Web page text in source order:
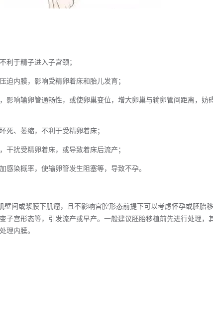
利于精子进入子宫颈；
内膜，影响受精卵着床和胎儿发育；
影响输卵管通畅性 ，或使卵巢变位，增大卵巢与输卵管间距离，妨
死、萎缩， 不利于受精卵着床；
干扰受精卵着床，或导致着床后流产；
感染概率，使输卵管发生阻塞等，导致不孕。
壁间或浆膜下肌瘤，且不影响宫腔形态前提下可以考虑怀孕或胚胎
子宫形态等，引发流产或早产。一般建议胚胎移植前先进行处理，
理内膜。